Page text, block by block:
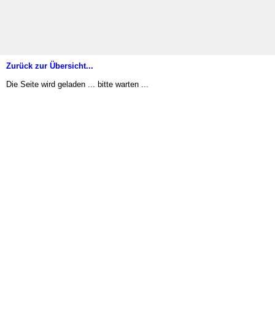
Zurück zur Übersicht...
Die Seite wird geladen ... bitte warten ...